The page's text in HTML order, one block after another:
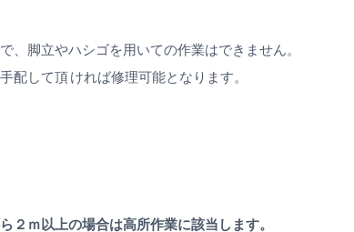
脚立やハシゴを用いての作業はできません。
配して頂 ければ修理可能となります。
２ｍ以上の場合は高所作業に該当します。